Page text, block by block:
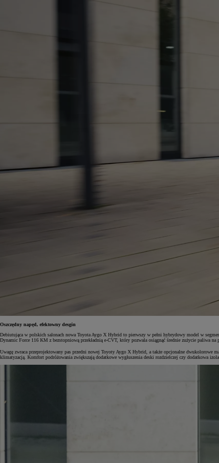
Oszczędny napęd, efektowny desgin
Debiutująca w polskich salonach nowa Toyota Aygo X Hybrid to pierwszy w pełni hybrydowy model w
Dynamic Force 116 KM z bezstopniową przekładnią e-CVT, który pozwala osiągnąć średnie zużycie paliwa
Uwagę zwraca przeprojektowany pas przedni nowej Toyoty Aygo X Hybrid, a także opcjonalne
klimatyzacją. Komfort podróżowania zwiększają dodatkowe wygłuszenia deski rozdzielczej czy dodatkowa